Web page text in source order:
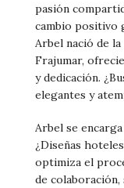
pasión
cambio positivo
Arbel nació de
Frajumar,
y dedicación.
elegantes y
Arbel se
¿Diseñas
optimiza el
de